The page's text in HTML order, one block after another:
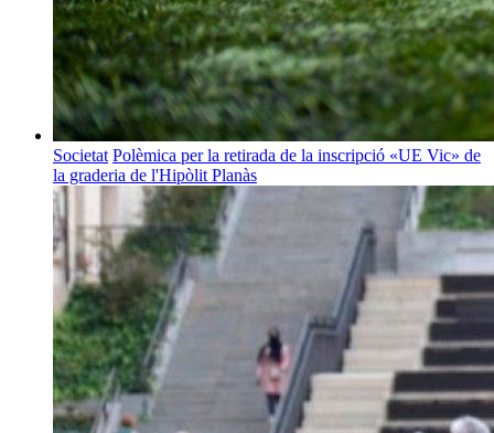
Societat Polèmica per la retirada de la inscripció «UE Vic» de
la graderia de l'Hipòlit Planàs